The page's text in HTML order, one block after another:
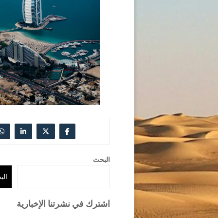
البحث
اشترك في نشرتنا الإخبارية